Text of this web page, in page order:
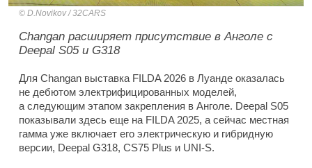
D.Novikov / 32CARS
Changan расширяет присутствие в Анголе с
Deepal S05 и G318
Для Changan выставка FILDA 2026 в Луанде оказалась
не дебютом электрифицированных моделей,
а следующим этапом закрепления в Анголе. Deepal S05
показывали здесь еще на FILDA 2025, а сейчас местная
гамма уже включает его электрическую и гибридную
версии, Deepal G318, CS75 Plus и UNI-S.